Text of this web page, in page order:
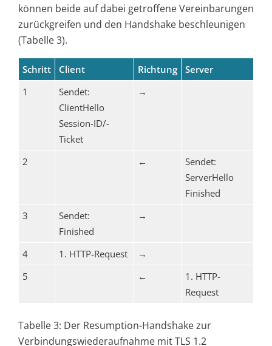
können beide auf dabei getroffene Vereinbarungen
zurückgreifen und den Handshake beschleunigen
(Tabelle 3).
Schritt Client Richtung
Server
1
Sendet:
ClientHello
Session-ID/-
Ticket
→
2 ←
Sendet:
ServerHello
Finished
3
Sendet:
Finished
→
4 1. HTTP-Request
→
5
←
1. HTTP-
Request
Tabelle 3: Der Resumption-Handshake zur
Verbindungswiederaufnahme mit TLS 1.2